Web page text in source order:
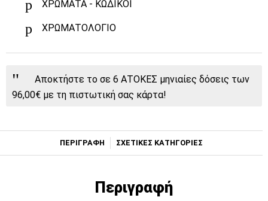
ΧΡΩΜΑΤΑ - ΚΩΔΙΚΟΙ
ΧΡΩΜΑΤΟΛΟΓΙΟ
Αποκτήστε το σε 6 ΑΤΟΚΕΣ μηνιαίες δόσεις των
96,00€ με τη πιστωτική σας κάρτα!
ΠΕΡΙΓΡΑΦΗ ΣΧΕΤΙΚΕΣ ΚΑΤΗΓΟΡΙΕΣ
Περιγραφή